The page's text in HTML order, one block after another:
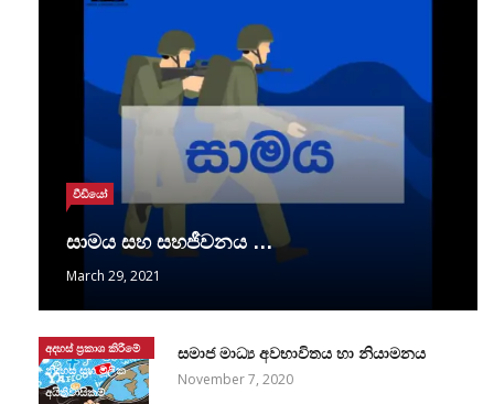
වීඩියෝ
සාමය සහ සහජීවනය …
March 29, 2021
අදහස් ප්‍රකාශ කිරීමේ
නිදහස සහ මූලික
අයිතිවාසිකම්
සමාජ මාධ්‍ය අවභාවිතය හා නියාමනය
November 7, 2020